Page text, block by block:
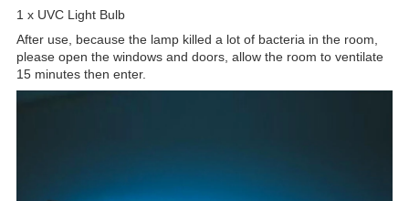
1 x UVC Light Bulb
After use, because the lamp killed a lot of bacteria in the room,
please open the windows and doors, allow the room to ventilate
15 minutes then enter.